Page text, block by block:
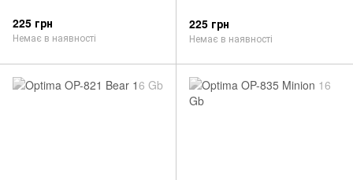
225 грн
Немає в наявності
225 грн
Немає в наявності